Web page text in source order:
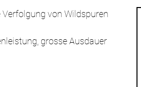
von Wildspuren
grosse Ausdauer